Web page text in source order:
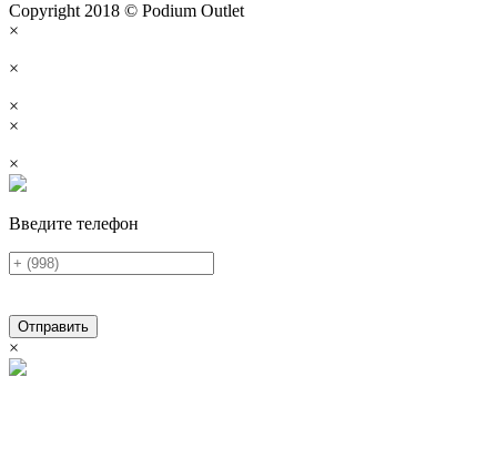
Copyright 2018 © Podium Outlet
×
×
×
×
×
Введите телефон
Отправить
×